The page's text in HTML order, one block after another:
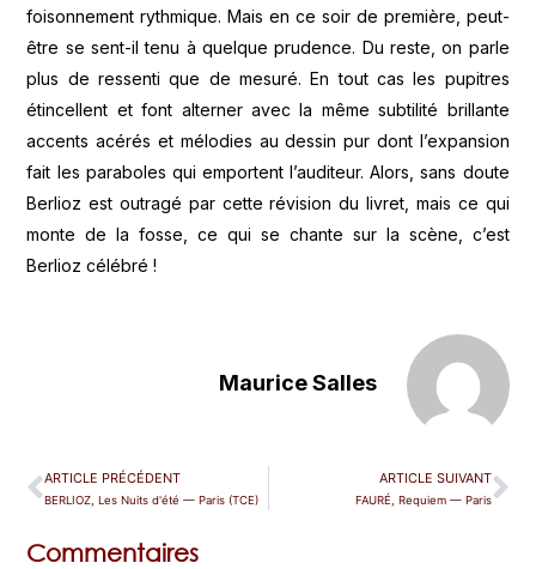
foisonnement rythmique. Mais en ce soir de première, peut-
être se sent-il tenu à quelque prudence. Du reste, on parle
plus de ressenti que de mesuré. En tout cas les pupitres
étincellent et font alterner avec la même subtilité brillante
accents acérés et mélodies au dessin pur dont l’expansion
fait les paraboles qui emportent l’auditeur. Alors, sans doute
Berlioz est outragé par cette révision du livret, mais ce qui
monte de la fosse, ce qui se chante sur la scène, c’est
Berlioz célébré !
Maurice Salles
ARTICLE PRÉCÉDENT
BERLIOZ, Les Nuits d'été — Paris (TCE)
ARTICLE SUIVANT
FAURÉ, Requiem — Paris
Commentaires